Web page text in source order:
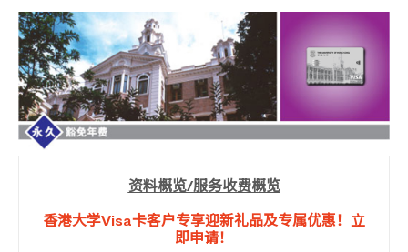
资料概览/服务收费概览
香港大学Visa卡客户专享迎新礼品及专属优惠！立
即申请！